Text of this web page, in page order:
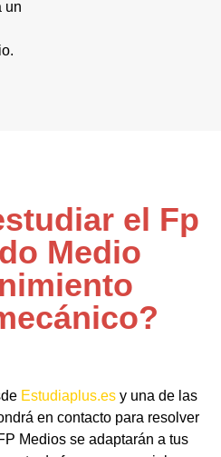
un
el Fp
Medio
Estudiaplus.es y una de las
en contacto para resolver
Medios se adaptarán a tus